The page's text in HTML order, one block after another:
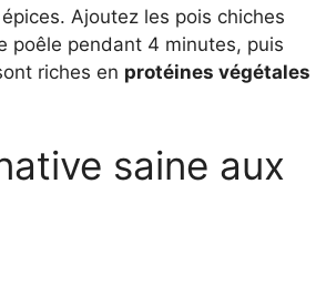
Ajoutez les pois chiches
poêle pendant 4 minutes, puis
riches en protéines végétales
saine aux